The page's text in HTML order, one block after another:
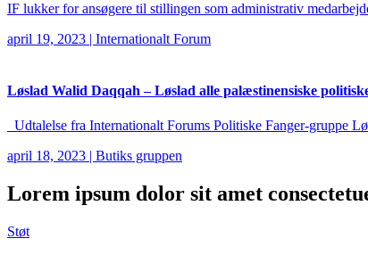
IF lukker for ansøgere til stillingen som administrativ
april 19, 2023 | Internationalt Forum
Løslad Walid Daqqah – Løslad alle palæstinensiske
Udtalelse fra Internationalt Forums Politiske Fanger-gruppe
april 18, 2023 | Butiks gruppen
Lorem ipsum dolor sit amet
Støt